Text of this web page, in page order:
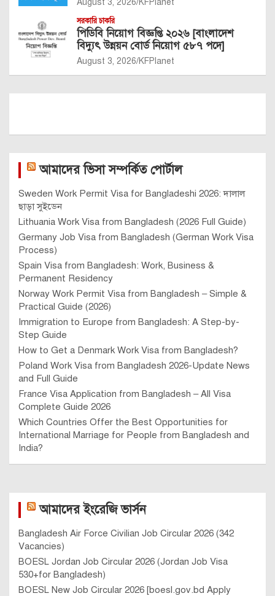
সরকারি চাকরি
পিডিবি নিয়োগ বিজ্ঞপ্তি ২০২৬ [বাংলাদেশ
বিদ্যুৎ উন্নয়ন বোর্ড নিয়োগ ৫৮৭ পদে]
August 3, 2026 KFPlanet
আমাদের ভিসা সম্পর্কিত পোর্টাল
Sweden Work Permit Visa for Bangladeshi 2026: দালাল
ছাড়া সুইডেন
Lithuania Work Visa from Bangladesh (2026 Full Guide)
Germany Job Visa from Bangladesh (German Work Visa
Process)
Spain Visa from Bangladesh: Work, Business &
Permanent Residency
Norway Work Permit Visa from Bangladesh – Simple &
Practical Guide (2026)
Immigration to Europe from Bangladesh: A Step-by-
Step Guide
How to Get a Denmark Work Visa from Bangladesh?
Poland Work Visa from Bangladesh 2026-Update News
and Full Guide
France Visa Application from Bangladesh – All Visa
Complete Guide 2026
Which Countries Offer the Best Opportunities for
International Marriage for People from Bangladesh and
India?
আমাদের ইংরেজি ভার্সন
Bangladesh Air Force Civilian Job Circular 2026 (342
Vacancies)
BOESL Jordan Job Circular 2026 (Jordan Job Visa
530+for Bangladesh)
BOESL New Job Circular 2026 [boesl.gov.bd Apply